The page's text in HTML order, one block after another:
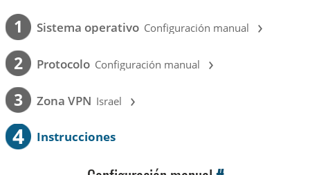
1 Sistema operativo Configuración manual ›
2 Protocolo Configuración manual ›
3 Zona VPN Israel ›
4 Instrucciones